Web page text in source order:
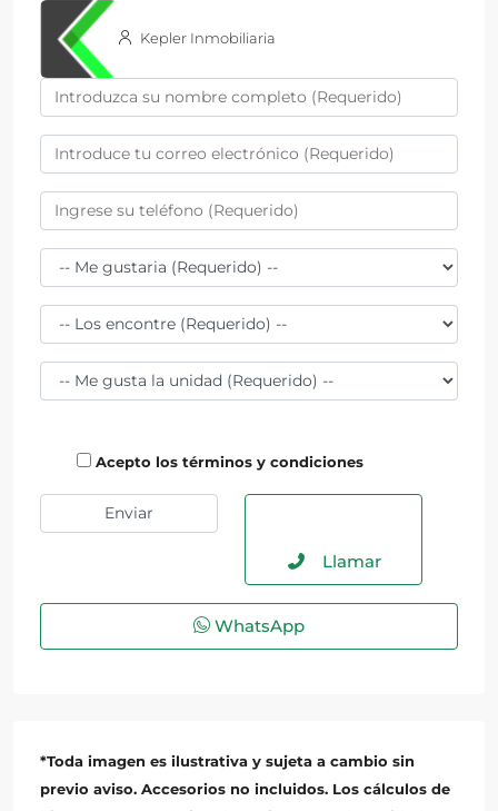
Kepler Inmobiliaria
Acepto los términos y condiciones
Llamar
WhatsApp
*Toda imagen es ilustrativa y sujeta a cambio sin
previo aviso. Accesorios no incluidos. Los cálculos de